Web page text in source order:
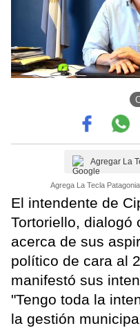
Agregar La
Agrega La Tecla
El intendente de
Tortoriello, dialogó
acerca de sus
político de cara al
manifestó sus
"Tengo toda la
la gestión